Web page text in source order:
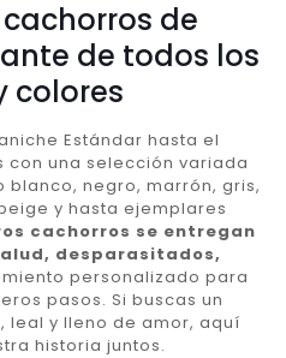
de
de todos los
colores
Estándar hasta el
con una selección variada
negro, marrón, gris,
y hasta ejemplares
cachorros se entregan
desparasitados,
personalizado para
pasos. Si buscas un
leal y lleno de amor, aquí
historia juntos.